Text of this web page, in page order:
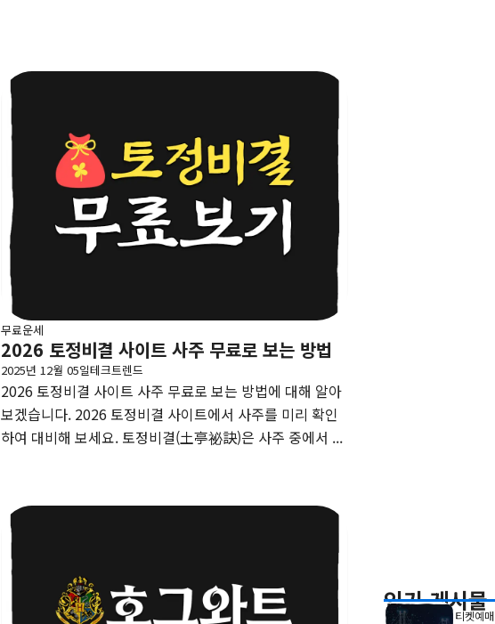
무료운세
2026 토정비결 사이트 사주 무료로 보는 방법
2025년 12월 05일테크트렌드
2026 토정비결 사이트 사주 무료로 보는 방법에 대해 알아
보겠습니다. 2026 토정비결 사이트에서 사주를 미리 확인
하여 대비해 보세요. 토정비결(土亭祕訣)은 사주 중에서 ...
인기 게시물
티켓예매